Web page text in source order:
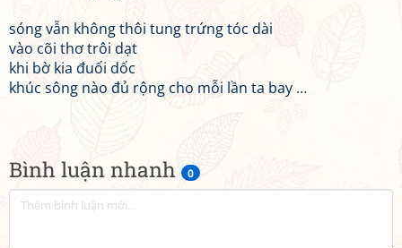
Bình luận nhanh 0
sóng vẫn không thôi tung trứng tóc dài
vào cõi thơ trôi dạt
khi bờ kia đuối dốc
khúc sông nào đủ rộng cho mỗi lần ta bay …